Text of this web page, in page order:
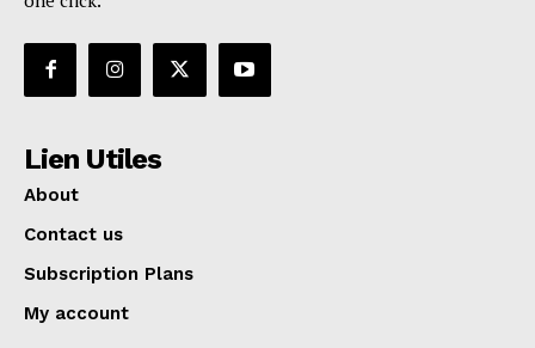
Lien Utiles
About
Contact us
Subscription Plans
My account